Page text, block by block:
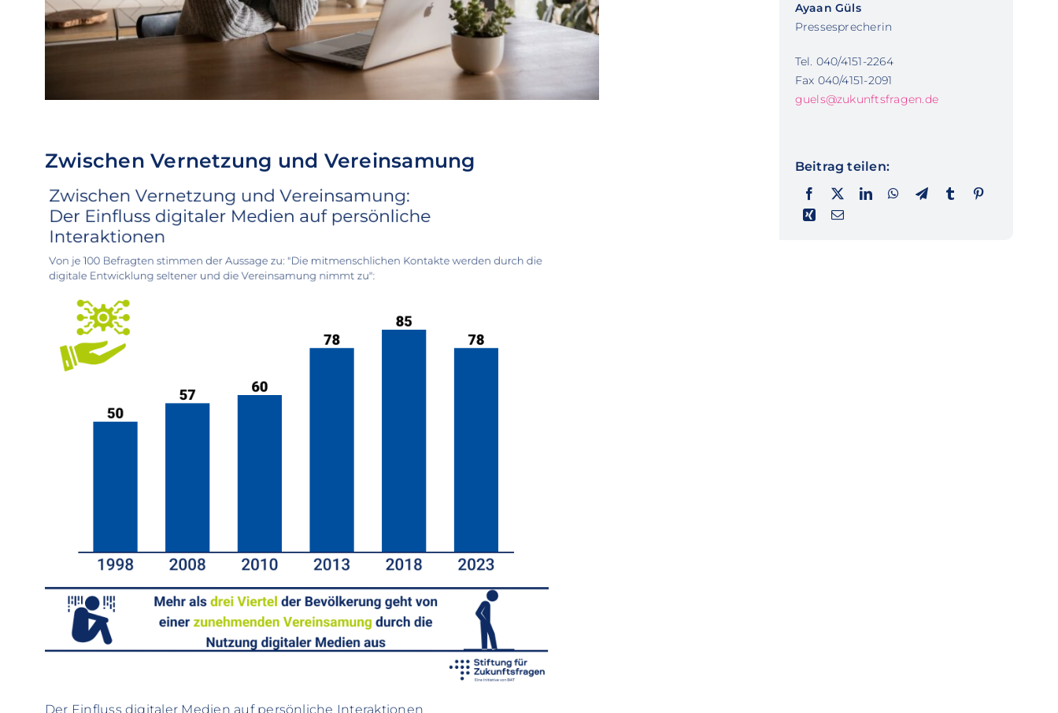
Zwischen Vernetzung und Vereinsamung
Der Einfluss digitaler Medien auf persönliche Interaktionen
Ayaan Güls
Pressesprecherin
Tel. 040/4151-2264
Fax 040/4151-2091
guels@zukunftsfragen.de
Beitrag teilen: